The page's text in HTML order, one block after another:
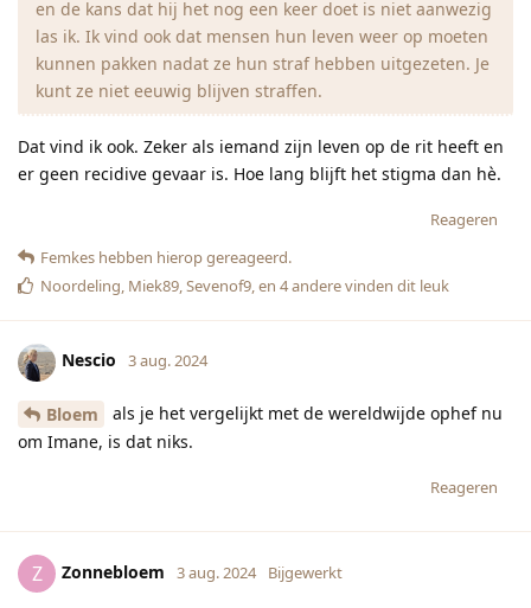
en de kans dat hij het nog een keer doet is niet aanwezig
las ik. Ik vind ook dat mensen hun leven weer op moeten
kunnen pakken nadat ze hun straf hebben uitgezeten. Je
kunt ze niet eeuwig blijven straffen.
Dat vind ik ook. Zeker als iemand zijn leven op de rit heeft en
er geen recidive gevaar is. Hoe lang blijft het stigma dan hè.
Reageren
Femkes hebben hierop gereageerd.
Noordeling Miek89 Sevenof9 , en 4anderevinden dit leuk
Nescio 3 aug. 2024
Bloem
als je het vergelijkt met de wereldwijde ophef nu
om Imane, is dat niks.
Reageren
Z Zonnebloem 3 aug. 2024 Bijgewerkt